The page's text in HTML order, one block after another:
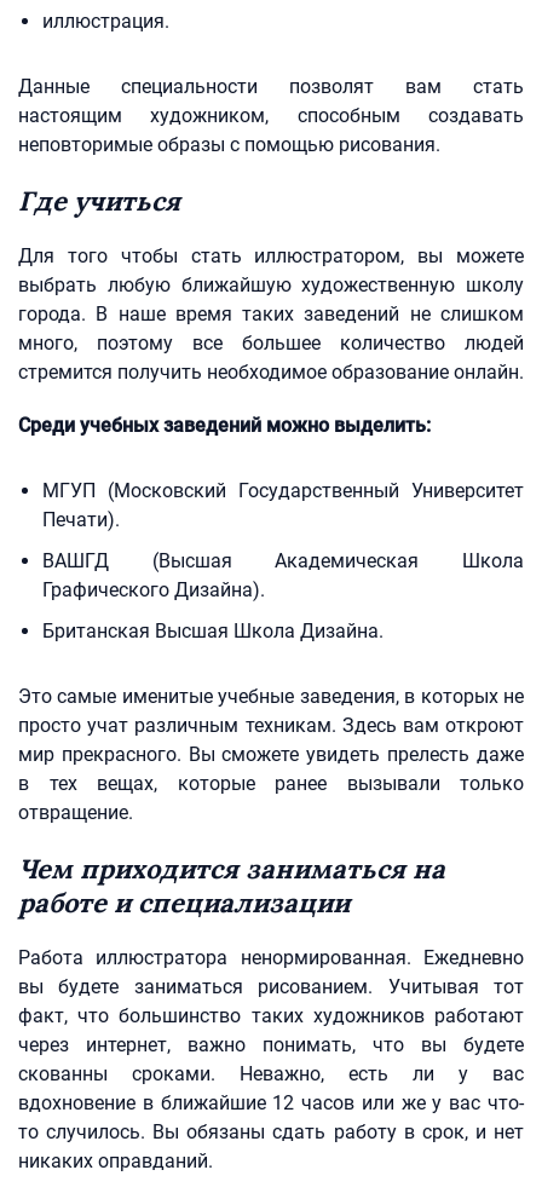
иллюстрация.
Данные специальности позволят вам стать
настоящим художником, способным создавать
неповторимые образы с помощью рисования.
Где учиться
Для того чтобы стать иллюстратором, вы можете
выбрать любую ближайшую художественную школу
города. В наше время таких заведений не слишком
много, поэтому все большее количество людей
стремится получить необходимое образование онлайн.
Среди учебных заведений можно выделить:
МГУП (Московский Государственный Университет
Печати).
ВАШГД (Высшая Академическая Школа
Графического Дизайна).
Британская Высшая Школа Дизайна.
Это самые именитые учебные заведения, в которых не
просто учат различным техникам. Здесь вам откроют
мир прекрасного. Вы сможете увидеть прелесть даже
в тех вещах, которые ранее вызывали только
отвращение.
Чем приходится заниматься на
работе и специализации
Работа иллюстратора ненормированная. Ежедневно
вы будете заниматься рисованием. Учитывая тот
факт, что большинство таких художников работают
через интернет, важно понимать, что вы будете
скованны сроками. Неважно, есть ли у вас
вдохновение в ближайшие 12 часов или же у вас что-
то случилось. Вы обязаны сдать работу в срок, и нет
никаких оправданий.